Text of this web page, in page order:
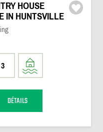
HOUSE
IN HUNTSVILLE
3
DÉTAILS